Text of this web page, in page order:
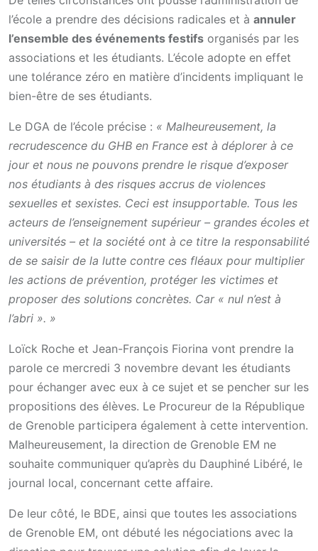
l’école a prendre des décisions radicales et à annuler
l’ensemble des événements festifs organisés par les
associations et les étudiants. L’école adopte en effet
une tolérance zéro en matière d’incidents impliquant le
bien-être de ses étudiants.
Le DGA de l’école précise : « Malheureusement, la
recrudescence du GHB en France est à déplorer à ce
jour et nous ne pouvons prendre le risque d’exposer
nos étudiants à des risques accrus de violences
sexuelles et sexistes. Ceci est insupportable. Tous les
acteurs de l’enseignement supérieur – grandes écoles et
universités – et la société ont à ce titre la responsabilité
de se saisir de la lutte contre ces fléaux pour multiplier
les actions de prévention, protéger les victimes et
proposer des solutions concrètes. Car « nul n’est à
l’abri ». »
Loïck Roche et Jean-François Fiorina vont prendre la
parole ce mercredi 3 novembre devant les étudiants
pour échanger avec eux à ce sujet et se pencher sur les
propositions des élèves. Le Procureur de la République
de Grenoble participera également à cette intervention.
Malheureusement, la direction de Grenoble EM ne
souhaite communiquer qu’après du Dauphiné Libéré, le
journal local, concernant cette affaire.
De leur côté, le BDE, ainsi que toutes les associations
de Grenoble EM, ont débuté les négociations avec la